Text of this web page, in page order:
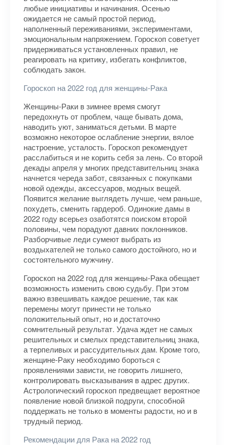
любые инициативы и начинания. Осенью
ожидается не самый простой период,
наполненный переживаниями, экспериментами,
эмоциональным напряжением. Гороскоп советует
придерживаться установленных правил, не
реагировать на критику, избегать конфликтов,
соблюдать закон.
Гороскоп на 2022 год для женщины-Рака
Женщины-Раки в зимнее время смогут
передохнуть от проблем, чаще бывать дома,
наводить уют, заниматься детьми. В марте
возможно некоторое ослабление энергии, вялое
настроение, усталость. Гороскоп рекомендует
расслабиться и не корить себя за лень. Со второй
декады апреля у многих представительниц знака
начнется череда забот, связанных с покупками
новой одежды, аксессуаров, модных вещей.
Появится желание выглядеть лучше, чем раньше,
похудеть, сменить гардероб. Одинокие дамы в
2022 году всерьез озаботятся поиском второй
половины, чем порадуют давних поклонников.
Разборчивые леди сумеют выбрать из
воздыхателей не только самого достойного, но и
состоятельного мужчину.
Гороскоп на 2022 год для женщины-Рака обещает
возможность изменить свою судьбу. При этом
важно взвешивать каждое решение, так как
перемены могут принести не только
положительный опыт, но и достаточно
сомнительный результат. Удача ждет не самых
решительных и смелых представительниц знака,
а терпеливых и рассудительных дам. Кроме того,
женщине-Раку необходимо бороться с
проявлениями зависти, не говорить лишнего,
контролировать высказывания в адрес других.
Астрологический гороскоп предвещает вероятное
появление новой близкой подруги, способной
поддержать не только в моменты радости, но и в
трудный период.
Рекомендации для Рака на 2022 год